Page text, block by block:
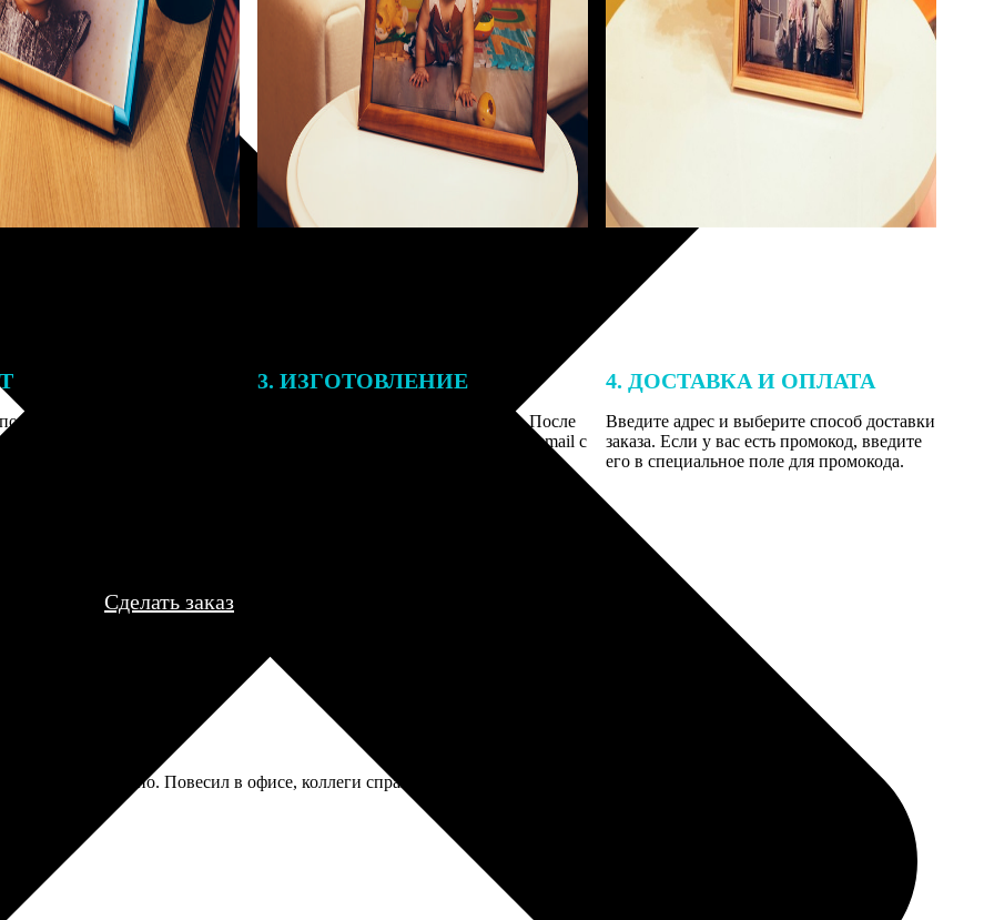
заказа к печати
могут связаться с Вами
телефону или email для
деталей.
3. ИЗГОТОВЛЕНИЕ
Оплатите заказ банковской картой. После
оплаты получите подтверждение на email с
описанием заказа. Когда отправим заказ
4. ДОСТАВКА И ОПЛАТА
Введите адрес и выберите способ доставки
заказа. Если у вас есть промокод, введите
его в специальное поле для промокода.
Сделать заказ
всё аккуратно. Повесил в офисе, коллеги спрашивают, где заказывал.